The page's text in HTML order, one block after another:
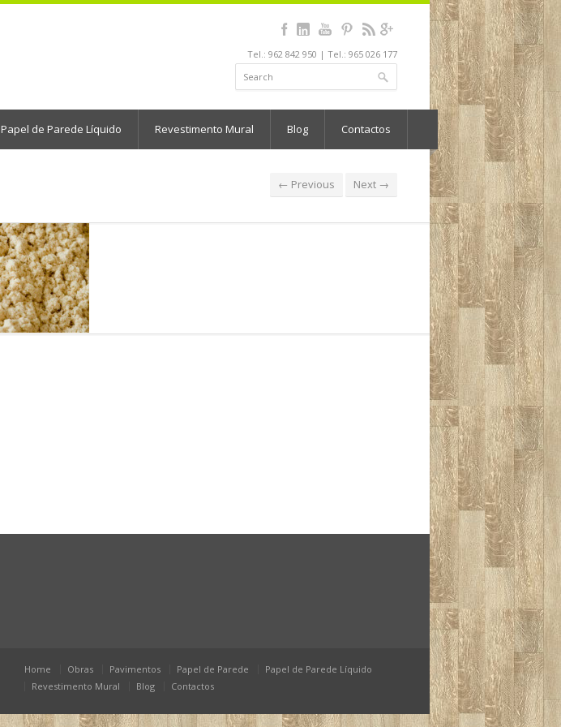
Tel.: 962 842 950 | Tel.: 965 026 177
Papel de Parede Líquido Revestimento Mural Blog Contactos
← Previous Next →
Home Obras Pavimentos Papel de Parede
Papel de Parede Líquido
Revestimento Mural
Blog Contactos